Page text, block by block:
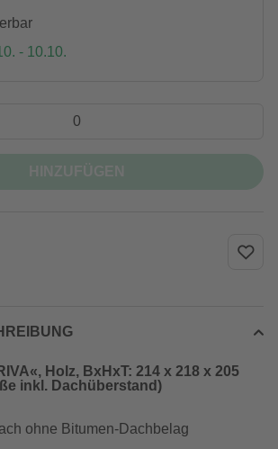
- 10.10.
Holz, BxHxT: 214 x 218 x 205
inkl. Dachüberstand)
ohne Bitumen-Dachbelag